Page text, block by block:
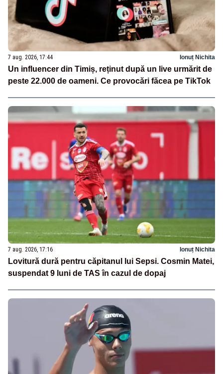
7 aug. 2026, 17:44 Ionuț Nichita
Un influencer din Timiș, reținut după un live urmărit de
peste 22.000 de oameni. Ce provocări făcea pe TikTok
7 aug. 2026, 17:16 Ionuț Nichita
Lovitură dură pentru căpitanul lui Sepsi. Cosmin Matei,
suspendat 9 luni de TAS în cazul de dopaj